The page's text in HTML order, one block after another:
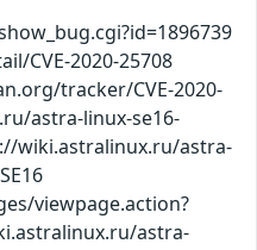
CVE-2020-25708
tracker/CVE-2020-
astra-linux-se16-
wiki.astralinux.ru/astra-
viewpage.action?
astra-